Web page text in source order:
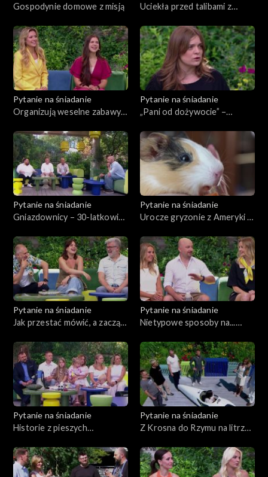
Gospodynie domowe z misją
Uciekła przed talibami z
Pytanie na śniadanie
Organizują weselne zabawy
animatorek
Pytanie na śniadanie
„Pani od dożywocie” –
wieloletnie więzienie
Pytanie na śniadanie
Gniazdownicy – 30-latkowie,
Pytanie na śniadanie
Urocze gryzonie z Ameryki –
Pytanie na śniadanie
Jak przestać mówić, a zacząć
Pytanie na śniadanie
Nietypowe sposoby na...
Pytanie na śniadanie
Historie z pieszych
Pytanie na śniadanie
Z Krosna do Rzymu na litrze
polskich studentów